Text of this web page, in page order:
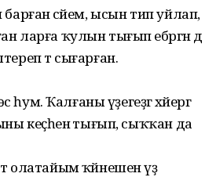
әсәйем, ысын тип уйлап,
лар­ға ҡулын тығып ебәргән дә
тә сығарған.
Ҡалғаны үҙегеҙгә хәйергә
кеҫәһенә тығып, сыҡҡан да
олатайым ҡәйне­шен үҙ